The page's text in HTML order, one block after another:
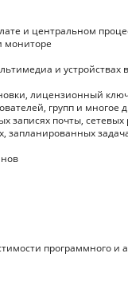
и центральном
мониторе
и устройствах
лицензионный
групп и многое
почты, сетевых
программного и